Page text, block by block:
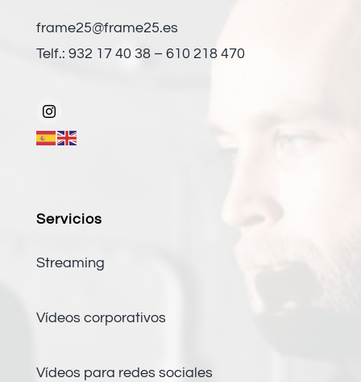
frame25@frame25.es
Telf.: 932 17 40 38 – 610 218 470
Servicios
Streaming
Vídeos corporativos
Vídeos para redes sociales